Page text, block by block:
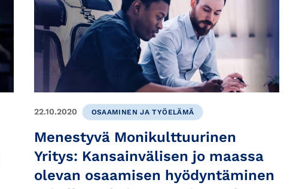
22.10.2020 OSAAMINEN JA TYÖELÄMÄ
Menestyvä Monikulttuurinen
Yritys: Kansainvälisen jo maassa
olevan osaamisen hyödyntäminen